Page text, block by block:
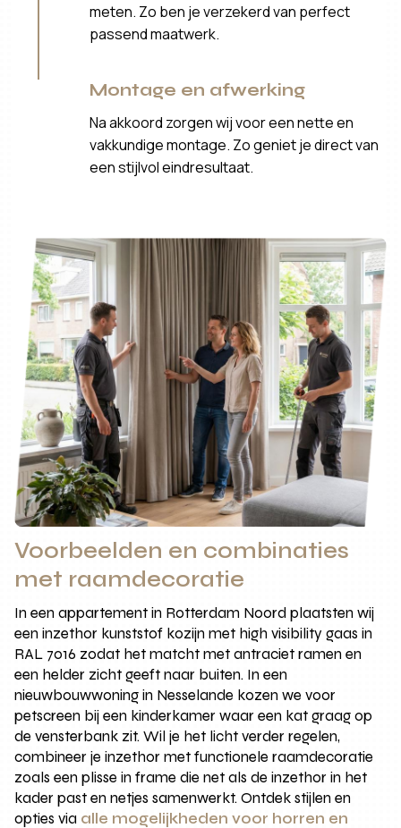
meten. Zo ben je verzekerd van perfect
passend maatwerk.
Montage en afwerking
Na akkoord zorgen wij voor een nette en
vakkundige montage. Zo geniet je direct van
een stijlvol eindresultaat.
Voorbeelden en combinaties
met raamdecoratie
In een appartement in Rotterdam Noord plaatsten wij
een inzethor kunststof kozijn met high visibility gaas in
RAL 7016 zodat het matcht met antraciet ramen en
een helder zicht geeft naar buiten. In een
nieuwbouwwoning in Nesselande kozen we voor
petscreen bij een kinderkamer waar een kat graag op
de vensterbank zit. Wil je het licht verder regelen,
combineer je inzethor met functionele raamdecoratie
zoals een plisse in frame die net als de inzethor in het
kader past en netjes samenwerkt. Ontdek stijlen en
opties via alle mogelijkheden voor horren en